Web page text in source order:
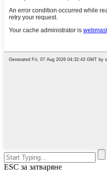
ESC за затваряне